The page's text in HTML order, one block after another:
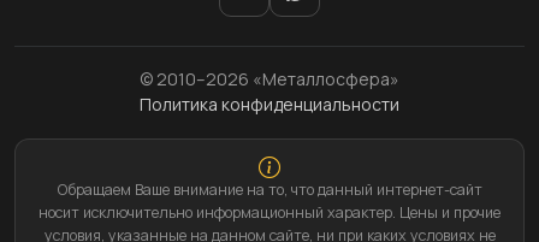
© 2010–2026 «Металлосфера»
Политика конфиденциальности
Обращаем Ваше внимание на то, что данный интернет-сайт
носит исключительно информационный характер. Цены и прочие
условия, указанные на данном сайте, ни при каких условиях не